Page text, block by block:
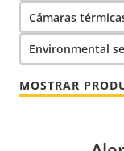
Cámaras
Environmental
MOSTRAR